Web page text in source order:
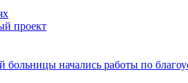
проект
больницы начались работы по